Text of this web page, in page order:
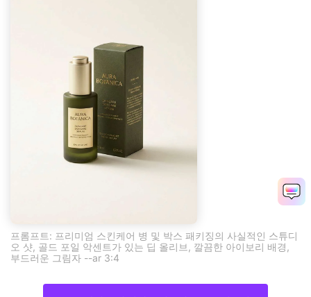
프롬프트: 프리미엄 스킨케어 병 및 박스 패키징의 사실적인 스튜디
오 샷, 골드 포일 악센트가 있는 딥 올리브, 깔끔한 아이보리 배경,
부드러운 그림자 --ar 3:4